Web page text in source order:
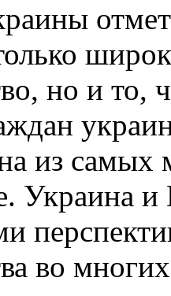
но и то,
из самых
Украина и
во